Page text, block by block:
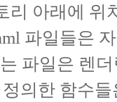
리 아래에 위
파일들은
파일은 렌
정의한 함수